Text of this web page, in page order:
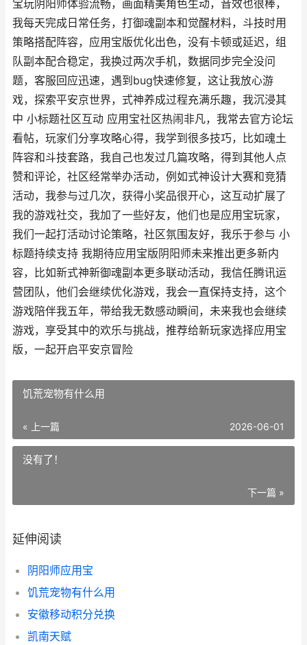
宝玩阴阳师体验流畅，画面精美角色生动，音效也很棒，
我每天完成日常任务，打御魂副本和觉醒材料，斗技时用
策略搭配阵容，应用宝版优化出色，没有卡顿或延迟，组
队副本配合稳定，我换过两次手机，数据同步完全没问
题，客服回应迅速，遇到bug快速修复，这让我放心游
戏，探索平安京世界，式神养成过程充满乐趣，我沉浸其
中 小标题社区互动 应用宝社区热闹非凡，我常去官方论坛
看帖，玩家们分享攻略心得，我学到很多技巧，比如魂土
阵容和斗技套路，我自己也发过几篇攻略，得到其他人点
赞和评论，社区经常举办活动，例如式神设计大赛和竞猜
活动，我参与过几次，获得小奖品很开心，这互动扩展了
我的游戏社交，我加了一些好友，他们也是应用宝玩家，
我们一起打活动讨论策略，社区氛围友好，我乐于参与 小
标题持续支持 我期待应用宝版阴阳师未来推出更多新内
容，比如新式神新御魂副本更多联动活动，我信任腾讯运
营团队，他们会继续优化游戏，我会一直保持支持，这个
游戏陪伴我五年，带给我无数感动瞬间，未来我也会继续
游戏，享受其中的欢乐与挑战，推荐给新玩家选择应用宝
版，一起开启平安京冒险
饥荒宠物有什么用
« 上一篇 2026-06-01
没有了！
下一篇 »
延伸阅读
阴阳师应用宝
饥荒宠物有什么用
安徽移动积分兑换
凯南天赋